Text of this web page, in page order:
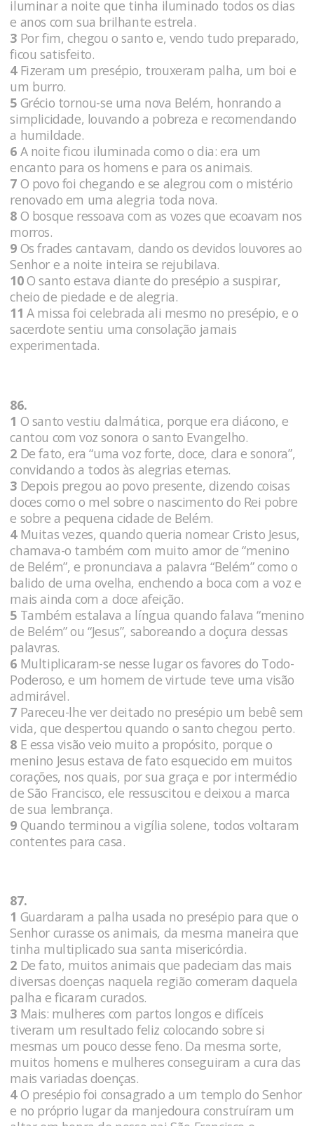
iluminar a noite que tinha iluminado todos os dias
e anos com sua brilhante estrela.
3 Por fim, chegou o santo e, vendo tudo preparado,
ficou satisfeito.
4Fizeram um presépio, trouxeram palha, um boi e
um burro.
5 Grécio tornou-se uma nova Belém, honrando a
simplicidade, louvando a pobreza e recomendando
a humildade.
6 A noite ficou iluminada como o dia: era um
encanto para os homens e para os animais.
7 O povo foi chegando e se alegrou com o mistério
renovado em uma alegria toda nova.
8 O bosque ressoava com as vozes que ecoavam nos
morros.
9 Os frades cantavam, dando os devidos louvores ao
Senhor e a noite inteira se rejubilava.
10O santo estava diante do presépio a suspirar,
cheio de piedade e de alegria.
11 A missa foi celebrada ali mesmo no presépio, e o
sacerdote sentiu uma consolação jamais
experimentada.
86.
1 O santo vestiu dalmática, porque era diácono, e
cantou com voz sonora o santo Evangelho.
2 De fato, era “uma voz forte, doce, clara e sonora”,
convidando a todos às alegrias eternas.
3 Depois pregou ao povo presente, dizendo coisas
doces como o mel sobre o nascimento do Rei pobre
e sobre a pequena cidade de Belém.
4Muitas vezes, quando queria nomear Cristo Jesus,
chamava-o também com muito amor de “menino
de Belém”, e pronunciava a palavra “Belém” como o
balido de uma ovelha, enchendo a boca com a voz e
mais ainda com a doce afeição.
5 Também estalava a língua quando falava “menino
de Belém” ou “Jesus”, saboreando a doçura dessas
palavras.
6 Multiplicaram-se nesse lugar os favores do Todo-
Poderoso, e um homem de virtude teve uma visão
admirável.
7 Pareceu-lhe ver deitado no presépio um bebê sem
vida, que despertou quando o santo chegou perto.
8 E essa visão veio muito a propósito, porque o
menino Jesus estava de fato esquecido em muitos
corações, nos quais, por sua graça e por intermédio
de São Francisco, ele ressuscitou e deixou a marca
de sua lembrança.
9 Quando terminou a vigília solene, todos voltaram
contentes para casa.
87.
1 Guardaram a palha usada no presépio para que o
Senhor curasse os animais, da mesma maneira que
tinha multiplicado sua santa misericórdia.
2 De fato, muitos animais que padeciam das mais
diversas doenças naquela região comeram daquela
palha e ficaram curados.
3 Mais: mulheres com partos longos e difíceis
tiveram um resultado feliz colocando sobre si
mesmas um pouco desse feno. Da mesma sorte,
muitos homens e mulheres conseguiram a cura das
mais variadas doenças.
4O presépio foi consagrado a um templo do Senhor
e no próprio lugar da manjedoura construíram um